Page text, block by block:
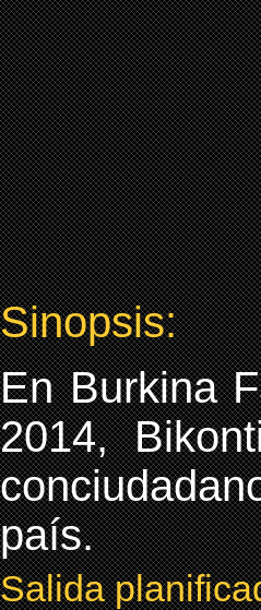
Sinopsis:
En Burkina
2014,
país.
Salida